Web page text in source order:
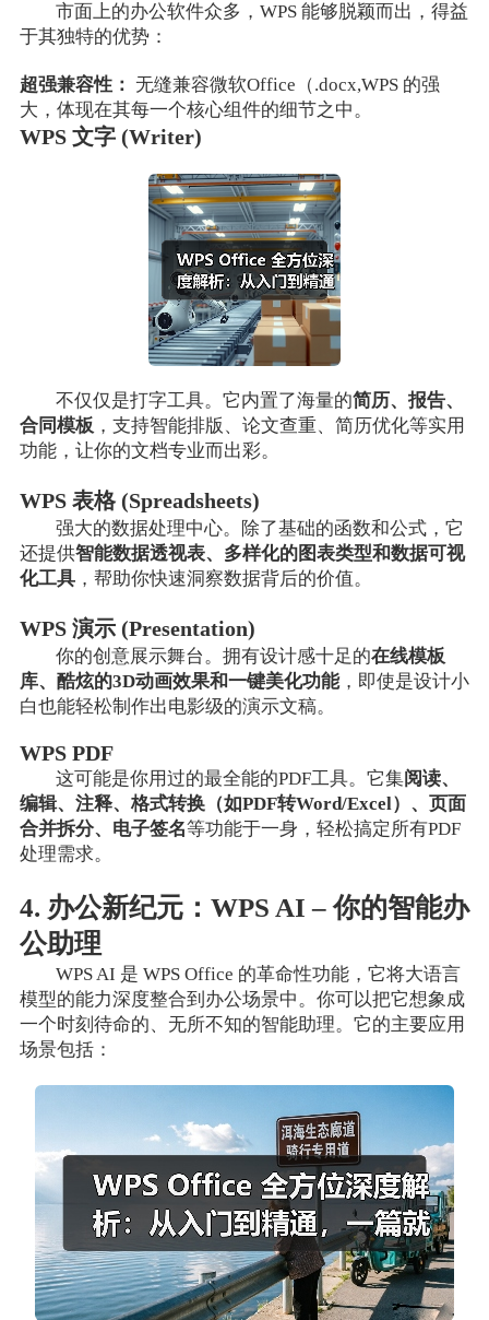
市面上的办公软件众多，WPS 能够脱颖而出，得益
于其独特的优势：
超强兼容性： 无缝兼容微软Office（.docx,WPS 的强
大，体现在其每一个核心组件的细节之中。
WPS 文字 (Writer)
不仅仅是打字工具。它内置了海量的简历、报告、
合同模板 ，支持智能排版、论文查重、简历优化等实用
功能，让你的文档专业而出彩。
WPS 表格 (Spreadsheets)
强大的数据处理中心。除了基础的函数和公式，它
还提供智能数据透视表、多样化的图表类型和数据可视
化工具，帮助你快速洞察数据背后的价值。
WPS 演示 (Presentation)
你的创意展示舞台。拥有设计感十足的在线模板
库、酷炫的3D动画效果和一键美化功能，即使是设计小
白也能轻松制作出电影级的演示文稿。
WPS PDF
这可能是你用过的最全能的PDF工具。它集阅读、
编辑、注释、格式转换（如PDF转Word/Excel）、页面
合并拆分、电子签名等功能于一身，轻松搞定所有PDF
处理需求。
4. 办公新纪元：WPS AI – 你的智能办
公助理
WPS AI 是 WPS Office 的革命性功能，它将大语言
模型的能力深度整合到办公场景中。你可以把它想象成
一个时刻待命的、无所不知的智能助理。它的主要应用
场景包括：